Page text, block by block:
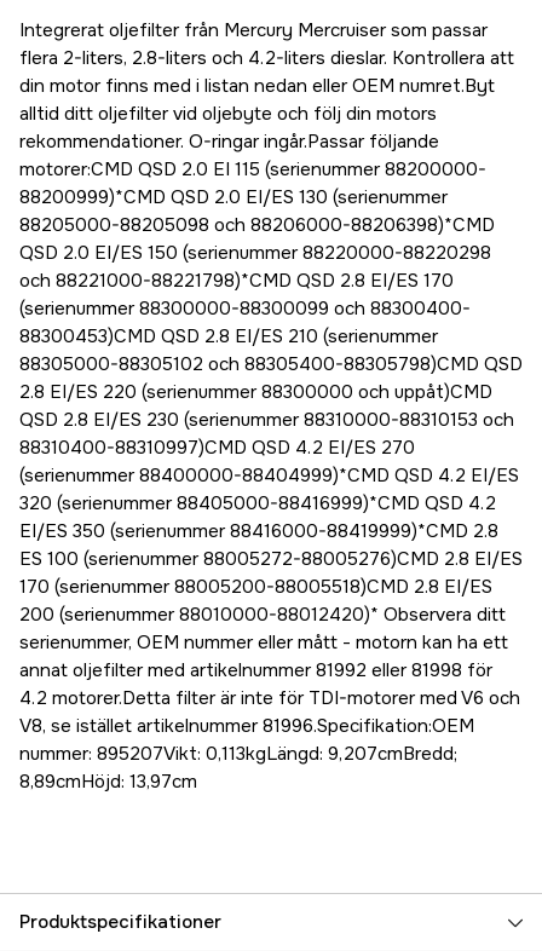
Integrerat oljefilter från Mercury Mercruiser som passar
flera 2-liters, 2.8-liters och 4.2-liters dieslar. Kontrollera att
din motor finns med i listan nedan eller OEM numret.Byt
alltid ditt oljefilter vid oljebyte och följ din motors
rekommendationer. O-ringar ingår.Passar följande
motorer:CMD QSD 2.0 EI 115 (serienummer 88200000-
88200999)*CMD QSD 2.0 EI/ES 130 (serienummer
88205000-88205098 och 88206000-88206398)*CMD
QSD 2.0 EI/ES 150 (serienummer 88220000-88220298
och 88221000-88221798)*CMD QSD 2.8 EI/ES 170
(serienummer 88300000-88300099 och 88300400-
88300453)CMD QSD 2.8 EI/ES 210 (serienummer
88305000-88305102 och 88305400-88305798)CMD QSD
2.8 EI/ES 220 (serienummer 88300000 och uppåt)CMD
QSD 2.8 EI/ES 230 (serienummer 88310000-88310153 och
88310400-88310997)CMD QSD 4.2 EI/ES 270
(serienummer 88400000-88404999)*CMD QSD 4.2 EI/ES
320 (serienummer 88405000-88416999)*CMD QSD 4.2
EI/ES 350 (serienummer 88416000-88419999)*CMD 2.8
ES 100 (serienummer 88005272-88005276)CMD 2.8 EI/ES
170 (serienummer 88005200-88005518)CMD 2.8 EI/ES
200 (serienummer 88010000-88012420)* Observera ditt
serienummer, OEM nummer eller mått - motorn kan ha ett
annat oljefilter med artikelnummer 81992 eller 81998 för
4.2 motorer.Detta filter är inte för TDI-motorer med V6 och
V8, se istället artikelnummer 81996.Specifikation:OEM
nummer: 895207Vikt: 0,113kgLängd: 9,207cmBredd;
8,89cmHöjd: 13,97cm
Produktspecifikationer